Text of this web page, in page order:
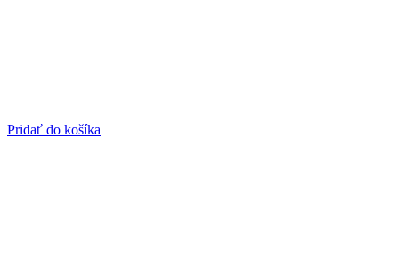
Pridať do košíka